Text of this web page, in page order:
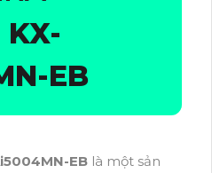
KX-
EB
EB là một sản